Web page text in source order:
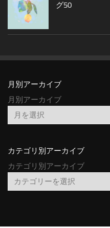
グ50
月別アーカイブ
月別アーカイブ
カテゴリ別アーカイブ
カテゴリ別アーカイブ